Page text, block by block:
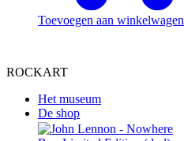
Toevoegen aan winkelwagen
ROCKART
Het museum
De shop